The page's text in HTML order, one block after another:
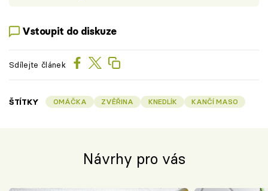
Vstoupit do diskuze
Sdílejte článek
ŠTÍTKY OMÁČKA ZVĚŘINA KNEDLÍK KANČÍ MASO
Návrhy pro vás